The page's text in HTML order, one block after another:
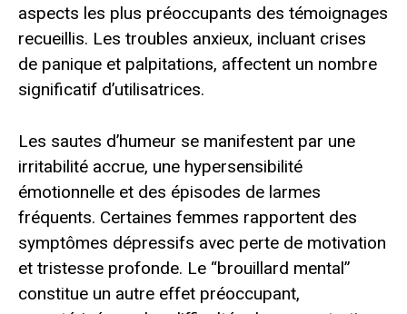
aspects les plus préoccupants des témoignages
recueillis. Les troubles anxieux, incluant crises
de panique et palpitations, affectent un nombre
significatif d’utilisatrices.
Les sautes d’humeur se manifestent par une
irritabilité accrue, une hypersensibilité
émotionnelle et des épisodes de larmes
fréquents. Certaines femmes rapportent des
symptômes dépressifs avec perte de motivation
et tristesse profonde. Le “brouillard mental”
constitue un autre effet préoccupant,